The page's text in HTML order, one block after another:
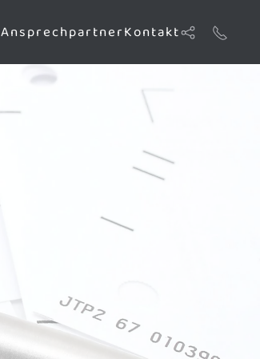
AnsprechpartnerKontakt